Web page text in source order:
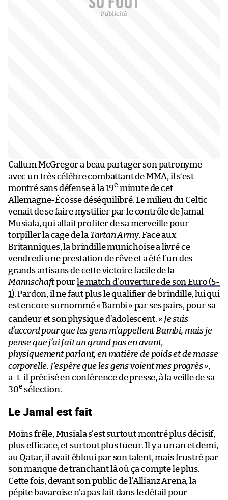
Callum McGregor a beau partager son patronyme
avec un très célèbre combattant de MMA, il s‘est
montré sans défense à la 19e minute de cet
Allemagne-Écosse déséquilibré. Le milieu du Celtic
venait de se faire mystifier par le contrôle de Jamal
Musiala, qui allait profiter de sa merveille pour
torpiller la cage de la Tartan Army. Face aux
Britanniques, la brindille munichoise a livré ce
vendredi une prestation de rêve et a été l’un des
grands artisans de cette victoire facile de la
Mannschaftpour le match d’ouverture de son Euro (5-
1). Pardon, il ne faut plus le qualifier de brindille, lui qui
est encore surnommé «Bambi » par ses pairs, pour sa
candeur et son physique d’adolescent.« Je suis
d’accord pour que les gens m’appellent Bambi, mais je
pense que j’ai fait un grand pas en avant,
physiquement parlant, en matière de poids et de masse
corporelle. J’espère que les gens voient mes progrès »,
a-t-il précisé en conférence de presse, à la veille de sa
30e sélection.
Le Jamal est fait
Moins frêle, Musiala s’est surtout montré plus décisif,
plus efficace, et surtout plus tueur. Il y a un an et demi,
au Qatar, il avait ébloui par son talent, mais frustré par
son manque de tranchant là où ça compte le plus.
Cette fois, devant son public de l’Allianz Arena, la
pépite bavaroise n’a pas fait dans le détail pour